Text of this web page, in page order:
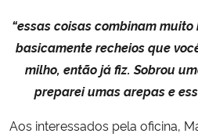
“essas coisas combinam
basicamente recheios que
milho, então já fiz. Sobrou
preparei umas arepas e
Aos interessados pela oficina,